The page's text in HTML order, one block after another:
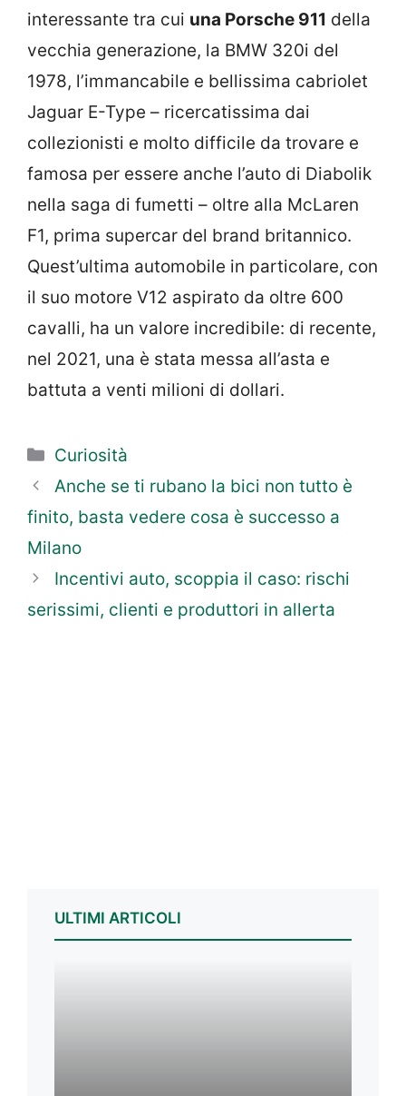
interessante tra cui una Porsche 911 della
vecchia generazione, la BMW 320i del
1978, l’immancabile e bellissima cabriolet
Jaguar E-Type – ricercatissima dai
collezionisti e molto difficile da trovare e
famosa per essere anche l’auto di Diabolik
nella saga di fumetti – oltre alla McLaren
F1, prima supercar del brand britannico.
Quest’ultima automobile in particolare, con
il suo motore V12 aspirato da oltre 600
cavalli, ha un valore incredibile: di recente,
nel 2021, una è stata messa all’asta e
battuta a venti milioni di dollari.
Categorie
Curiosità
Anche se ti rubano la bici non tutto è
finito, basta vedere cosa è successo a
Milano
Incentivi auto, scoppia il caso: rischi
serissimi, clienti e produttori in allerta
ULTIMI ARTICOLI